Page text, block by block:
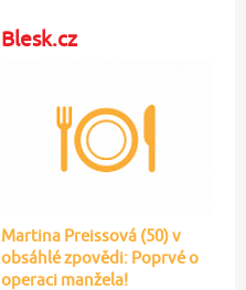
Blesk.cz
Martina Preissová (50) v
obsáhlé zpovědi: Poprvé o
operaci manžela!